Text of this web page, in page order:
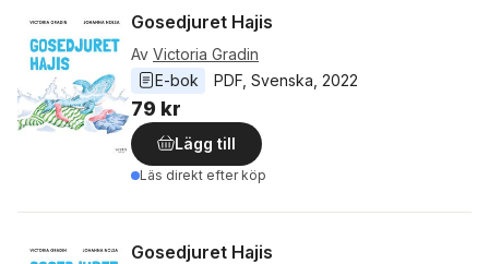
Gosedjuret Hajis
Av Victoria Gradin
E-bok
PDF Svenska 2022
79 kr
Lägg till
Läs direkt efter köp
Gosedjuret Hajis